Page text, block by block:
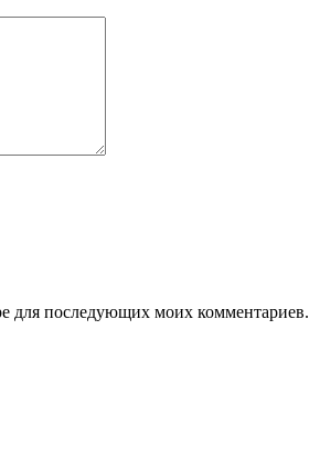
для последующих моих комментариев.